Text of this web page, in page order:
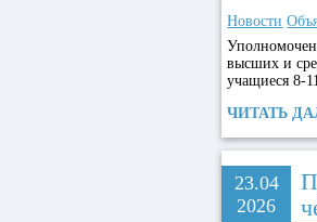
Новости
высших и
учащиеся 8-
ЧИТАТЬ
23.04
2026